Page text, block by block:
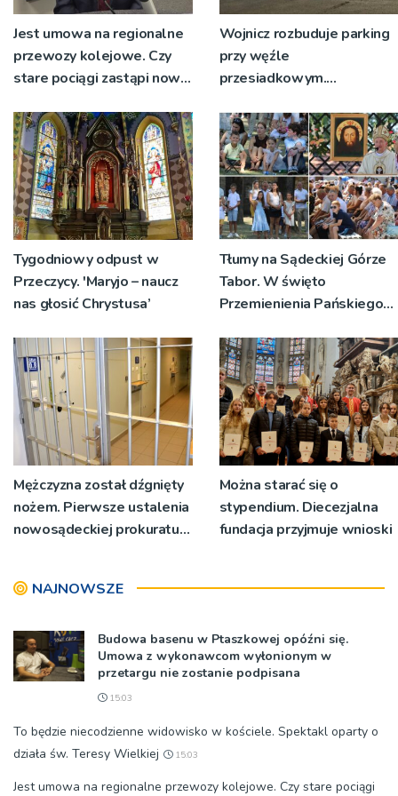
Jest umowa na regionalne
przewozy kolejowe. Czy
stare pociągi zastąpi nowy
Wojnicz rozbuduje parking
przy węźle
przesiadkowym.
miejsc
Tygodniowy odpust w
Przeczycy. 'Maryjo – naucz
nas głosić Chrystusa’
Tłumy na Sądeckiej Górze
Tabor. W święto
Przemienienia Pańskiego
znaczeniu Sakramentów
[ZDJĘCIA]
Mężczyzna został dźgnięty
nożem. Pierwsze ustalenia
nowosądeckiej prokuratury
Można starać się o
stypendium. Diecezjalna
fundacja przyjmuje wnioski
NAJNOWSZE
Budowa basenu w Ptaszkowej opóźni się.
Umowa z wykonawcom wyłonionym w
przetargu nie zostanie podpisana
15:03
To będzie niecodzienne widowisko w kościele. Spektakl oparty o
działa św. Teresy Wielkiej
15:03
Jest umowa na regionalne przewozy kolejowe. Czy stare pociągi